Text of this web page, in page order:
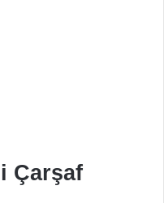
Çarşaf